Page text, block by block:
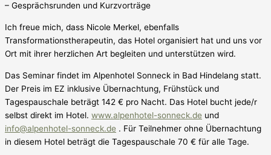
– Gesprächsrunden und Kurzvorträge
Ich freue mich, dass Nicole Merkel, ebenfalls
Transformationstherapeutin, das Hotel organisiert hat und uns vor
Ort mit ihrer herzlichen Art begleiten und unterstützen wird.
Das Seminar findet im Alpenhotel Sonneck in Bad Hindelang statt.
Der Preis im EZ inklusive Übernachtung, Frühstück und
Tagespauschale beträgt 142 € pro Nacht. Das Hotel bucht jede/r
selbst direkt im Hotel. www.alpenhotel-sonneck.de und
info@alpenhotel-sonneck.de . Für Teilnehmer ohne Übernachtung
in diesem Hotel beträgt die Tagespauschale 70 € für alle Tage.